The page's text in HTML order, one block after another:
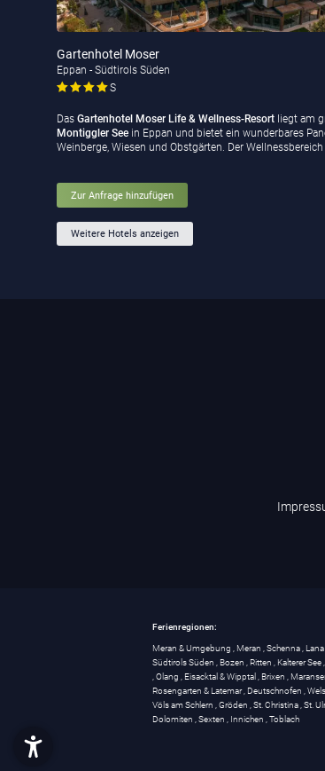
Gartenhotel Moser
Eppan - Südtirols Süden
S
Das Gartenhotel Moser Life & Wellness-Resort liegt am
Montiggler See in Eppan und bietet ein wunderbares
Weinberge, Wiesen und Obstgärten. Der
Zur Anfrage hinzufügen
Weitere Hotels anzeigen
Ferienregionen:
Meran & Umgebung , Meran ,Schenna, Lana
Südtirols Süden , Bozen ,Ritten , Kalterer See,
,Olang , Eisacktal & Wipptal , Brixen ,
Rosengarten & Latemar, Deutschnofen ,
Völs am Schlern ,Gröden ,St. Christina,St.
Dolomiten ,Sexten , Innichen ,Toblach